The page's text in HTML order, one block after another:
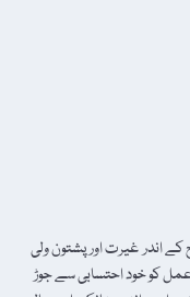
اندر غیرت اور پشتون ولی
عمل کو خود احتسابی سے جوڑ